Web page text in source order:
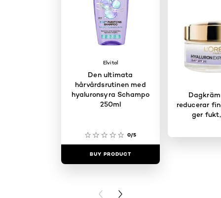
Elvital
Den ultimata
hårvårdsrutinen med
hyaluronsyra Schampo
250ml
0/5
BUY PRODUCT
Dagkräm
reducerar
ger
PREVIOUS CARD
NEXT CARD